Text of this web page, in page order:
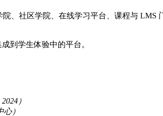
社区学院、在线学习平台、课程与 LMS
到学生体验中的平台。
）
）